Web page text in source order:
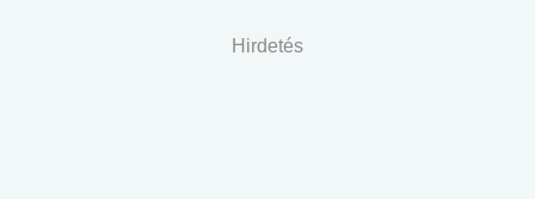
Hirdetés